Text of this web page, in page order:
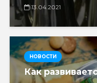
13.04.2021
НОВОСТИ
Как